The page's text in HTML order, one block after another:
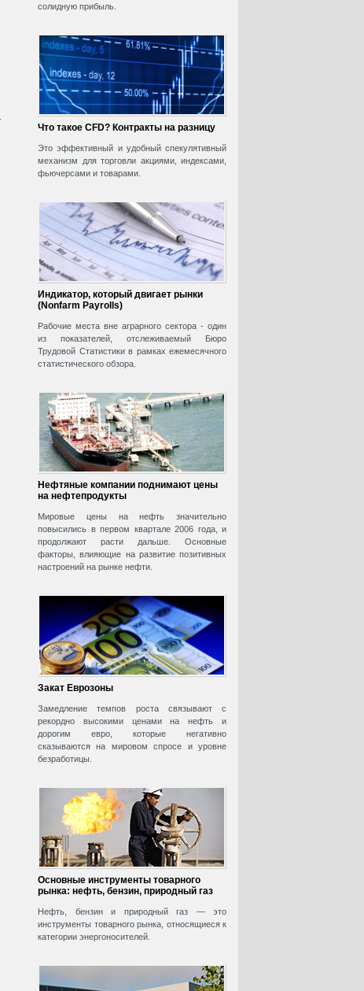
солидную прибыль.
Что такое CFD? Контракты на разницу
Это эффективный и удобный спекулятивный
механизм для торговли акциями, индексами,
фьючерсами и товарами.
Индикатор, который двигает рынки
(Nonfarm Payrolls)
Рабочие места вне аграрного сектора - один
из показателей, отслеживаемый Бюро
Трудовой Статистики в рамках ежемесячного
статистического обзора.
Нефтяные компании поднимают цены
на нефтепродукты
Мировые цены на нефть значительно
повысились в первом квартале 2006 года, и
продолжают расти дальше. Основные
факторы, влияющие на развитие позитивных
настроений на рынке нефти.
Закат Еврозоны
Замедление темпов роста связывают с
рекордно высокими ценами на нефть и
дорогим евро, которые негативно
сказываются на мировом спросе и уровне
безработицы.
Основные инструменты товарного
рынка: нефть, бензин, природный газ
Нефть, бензин и природный газ — это
инструменты товарного рынка, относящиеся к
категории энергоносителей.